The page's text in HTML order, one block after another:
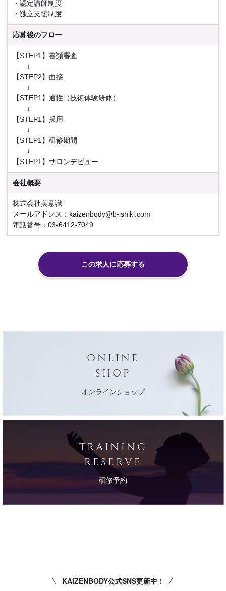
・認定講師制度
・独立支援制度
応募後のフロー
【STEP1】書類審査
↓
【STEP2】面接
↓
【STEP1】適性（技術体験研修）
↓
【STEP1】採用
↓
【STEP1】研修期間
↓
【STEP1】サロンデビュー
会社概要
株式会社美意識
メールアドレス：kaizenbody@b-ishiki.com
電話番号：03-6412-7049
この求人に応募する
ONLINE
SHOP
オンラインショップ
TRAINING
RESERVE
研修予約
KAIZENBODY公式SNS更新中！